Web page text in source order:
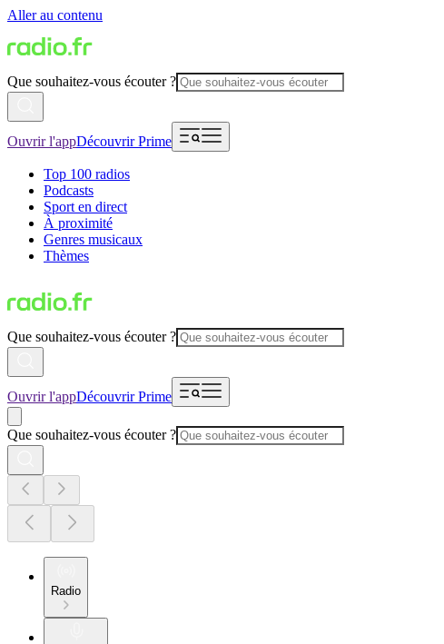
Aller au contenu
Que souhaitez-vous écouter ?
Ouvrir l'appDécouvrir Prime
Top 100 radios
Podcasts
Sport en direct
À proximité
Genres musicaux
Thèmes
Que souhaitez-vous écouter ?
Ouvrir l'appDécouvrir Prime
Que souhaitez-vous écouter ?
Radio